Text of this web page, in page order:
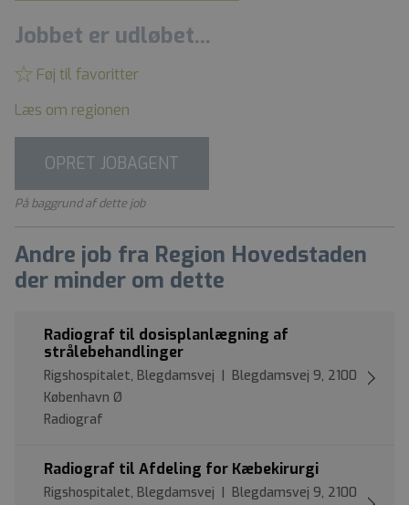
Jobbet er udløbet...
Føj til favoritter
Læs om regionen
OPRET JOBAGENT
På baggrund af dette job
Andre job fra Region Hovedstaden
der minder om dette
Radiograf til dosisplanlægning af
strålebehandlinger
Rigshospitalet, Blegdamsvej | Blegdamsvej 9, 2100
København Ø
Radiograf
Radiograf til Afdeling for Kæbekirurgi
Rigshospitalet, Blegdamsvej | Blegdamsvej 9, 2100